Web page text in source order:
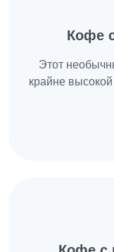
Кофе
Этот
крайне